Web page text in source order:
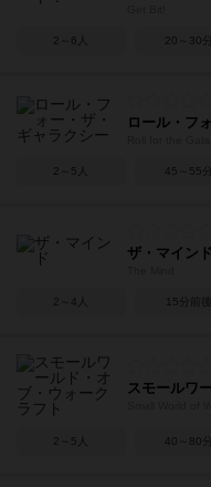
2～6人 20～30分
ロール・フ
2～5人 45～55分
ザ・マインド
2～4人 15分前後
スモールワ
2～5人 40～80分